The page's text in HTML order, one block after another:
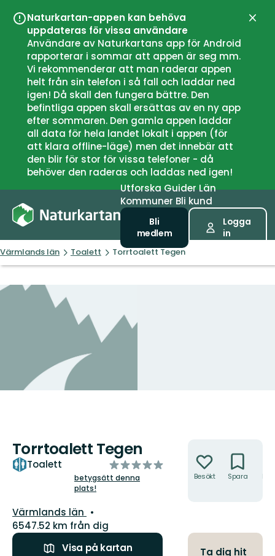
Naturkartan-appen kan behöva
uppdateras för vissa användare
Användare av Naturkartans app för Android
rapporterar i sommar att appen är seg mm.
Vi rekommenderar att man raderar appen
helt från sin telefon i så fall och laddar ned
igen! Då skall den fungera bättre. Den
befintliga appen skall ersättas av en ny app
efter sommaren. Den gamla appen laddar
all data för hela landet lokalt i appen (för
att klara offline-läge) men det innebär att
den blir för stor för vissa telefoner - då
behöver den raderas och laddas ned igen!
UtforskaGuiderLän
Kommuner Bli kund
Bli
medlem
Logga
in
Värmlands län Toalett Torrtoalett Tegen
Torrtoalett Tegen
Toalett
av
5
betygsätt denna
plats!
Län:
Värmlands län
6547.52 km från dig
Visa på kartan
Besökt Spara
Ta dig hit